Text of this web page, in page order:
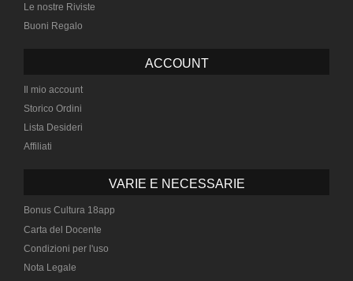
Le nostre Riviste
Buoni Regalo
ACCOUNT
Il mio account
Storico Ordini
Lista Desideri
Affiliati
VARIE E NECESSARIE
Bonus Cultura 18app
Carta del Docente
Condizioni per l'uso
Nota Legale